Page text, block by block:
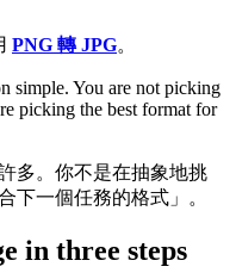
PNG 轉 JPG。
simple. You are not picking
picking the best format for
多。你不是在抽象地挑
下一個任務的格式」。
in three steps